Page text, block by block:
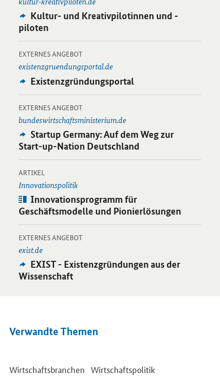
Externes
Angebot:
Kultur- und Kreativpilotinnen und -
piloten
EXTERNES ANGEBOT-
existenzgruendungsportal.de
Externes
Angebot:
Existenzgründungsportal
Öffnet Einzelsicht
EXTERNES ANGEBOT-
bundeswirtschaftsministerium.de
Externes
Angebot:
Startup Germany: Auf dem Weg zur
Start-up-Nation Deutschland
Öffnet Einzelsicht
ARTIKEL
Innovationspolitik
Artikel:
Innovationsprogramm für
Geschäftsmodelle und Pionierlösungen
Öffnet Einzelsicht
EXTERNES ANGEBOT-
exist.de
Externes
Angebot:
EXIST - Existenzgründungen aus der
Wissenschaft
Öffnet Einzelsicht
Verwandte Themen
Wirtschaftsbranchen Wirtschaftspolitik